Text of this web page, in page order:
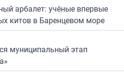
арбалет: учёные впервые
китов в Баренцевом море
муниципальный этап